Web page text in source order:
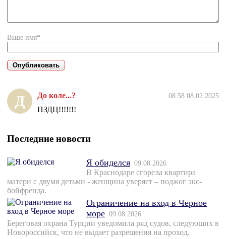
Ваше имя*
Д До коле...? 08:58 08.02.2025
ПЗДЦ!!!!!!!
Последние новости
Я обиделся 09.08.2026
В Краснодаре сгорела квартира
матери с двумя детьми - женщина уверяет – поджог экс-
бойфренда.
Ограничение на вход в Черное
море 09.08.2026
Береговая охрана Турции уведомила ряд судов, следующих в
Новороссийск, что не выдает разрешения на проход.